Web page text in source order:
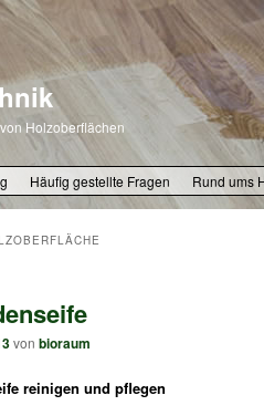
Holzoberflächen
Häufig gestellte Fragen Rund ums
von bioraum
reinigen und pflegen